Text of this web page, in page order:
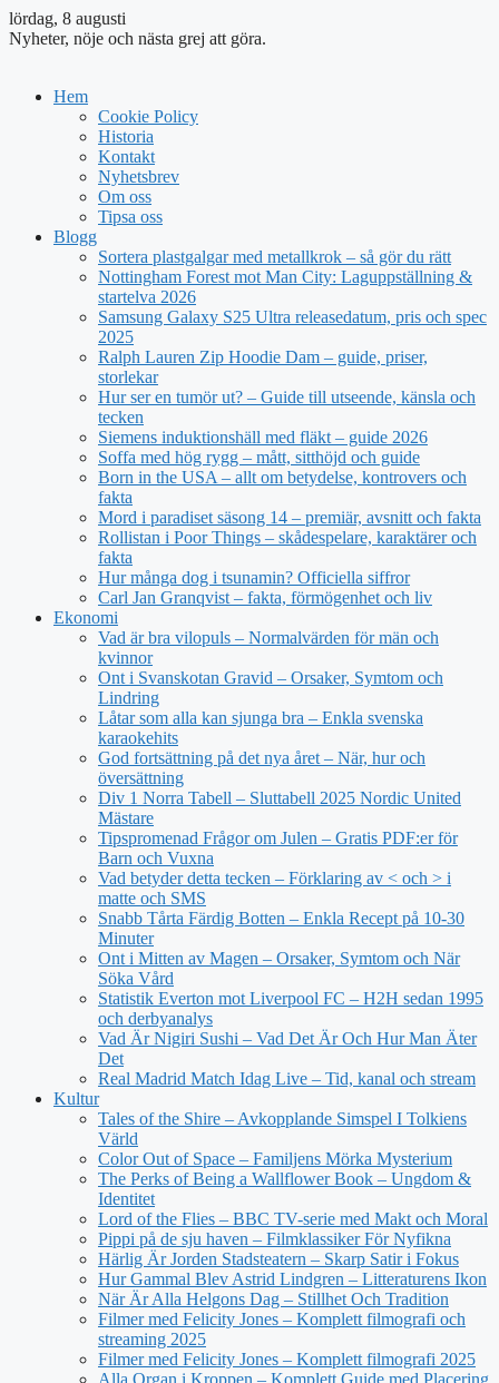
lördag, 8 augusti
Nyheter, nöje och nästa grej att göra.
Hem
Cookie Policy
Historia
Kontakt
Nyhetsbrev
Om oss
Tipsa oss
Blogg
Sortera plastgalgar med metallkrok – så gör du rätt
Nottingham Forest mot Man City: Laguppställning &
startelva 2026
Samsung Galaxy S25 Ultra releasedatum, pris och spec
2025
Ralph Lauren Zip Hoodie Dam – guide, priser,
storlekar
Hur ser en tumör ut? – Guide till utseende, känsla och
tecken
Siemens induktionshäll med fläkt – guide 2026
Soffa med hög rygg – mått, sitthöjd och guide
Born in the USA – allt om betydelse, kontrovers och
fakta
Mord i paradiset säsong 14 – premiär, avsnitt och fakta
Rollistan i Poor Things – skådespelare, karaktärer och
fakta
Hur många dog i tsunamin? Officiella siffror
Carl Jan Granqvist – fakta, förmögenhet och liv
Ekonomi
Vad är bra vilopuls – Normalvärden för män och
kvinnor
Ont i Svanskotan Gravid – Orsaker, Symtom och
Lindring
Låtar som alla kan sjunga bra – Enkla svenska
karaokehits
God fortsättning på det nya året – När, hur och
översättning
Div 1 Norra Tabell – Sluttabell 2025 Nordic United
Mästare
Tipspromenad Frågor om Julen – Gratis PDF:er för
Barn och Vuxna
Vad betyder detta tecken – Förklaring av < och > i
matte och SMS
Snabb Tårta Färdig Botten – Enkla Recept på 10-30
Minuter
Ont i Mitten av Magen – Orsaker, Symtom och När
Söka Vård
Statistik Everton mot Liverpool FC – H2H sedan 1995
och derbyanalys
Vad Är Nigiri Sushi – Vad Det Är Och Hur Man Äter
Det
Real Madrid Match Idag Live – Tid, kanal och stream
Kultur
Tales of the Shire – Avkopplande Simspel I Tolkiens
Värld
Color Out of Space – Familjens Mörka Mysterium
The Perks of Being a Wallflower Book – Ungdom &
Identitet
Lord of the Flies – BBC TV-serie med Makt och Moral
Pippi på de sju haven – Filmklassiker För Nyfikna
Härlig Är Jorden Stadsteatern – Skarp Satir i Fokus
Hur Gammal Blev Astrid Lindgren – Litteraturens Ikon
När Är Alla Helgons Dag – Stillhet Och Tradition
Filmer med Felicity Jones – Komplett filmografi och
streaming 2025
Filmer med Felicity Jones – Komplett filmografi 2025
Alla Organ i Kroppen – Komplett Guide med Placering